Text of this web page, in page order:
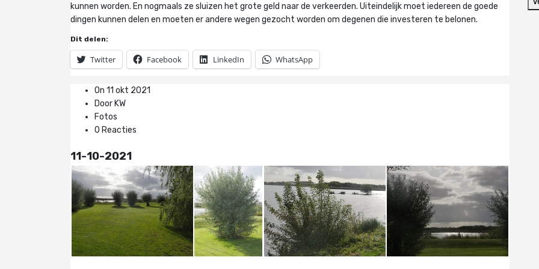
kunnen worden. En nogmaals ze sluizen het grote geld naar de verkeerden. Uiteindelijk moet iedereen de goede
dingen kunnen delen en moeten er andere wegen gezocht worden om degenen die investeren te belonen.
Dit delen:
Twitter Facebook LinkedIn WhatsApp
On 11 okt 2021
Door KW
Fotos
0 Reacties
11-10-2021